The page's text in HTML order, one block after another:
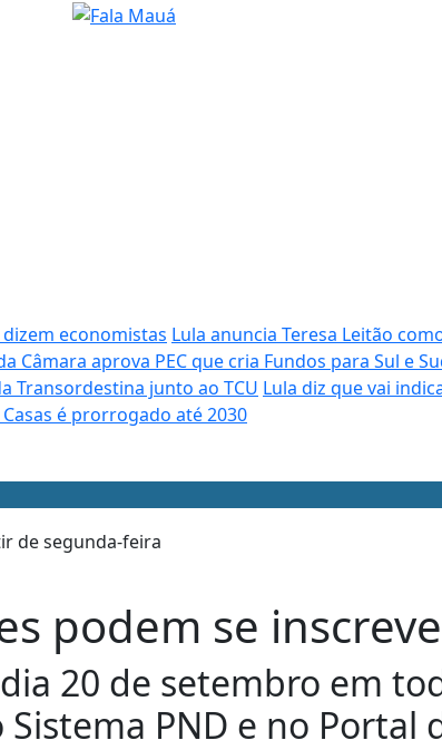
economistas Lula anuncia Teresa Leitão
Câmara aprova PEC que cria Fundos para Sul e
Transordestina junto ao TCU Lula diz que vai
é prorrogado até 2030
podem se
20 de setembro em
PND e no Portal